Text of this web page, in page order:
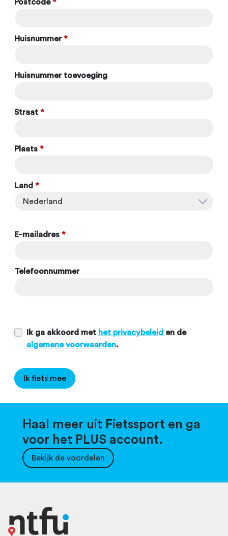
Postcode *
Huisnummer *
Huisnummer toevoeging
Straat *
Plaats *
Land *
E-mailadres *
Telefoonnummer
Ik ga akkoord met het privacybeleid en de
algemene voorwaarden.
Ik fiets mee
Haal meer uit Fietssport en ga
voor het PLUS account.
Bekijk de voordelen